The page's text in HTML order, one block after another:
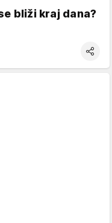
bliži kraj dana?